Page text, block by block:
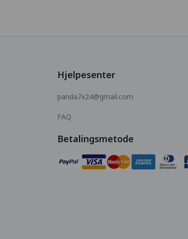
Hjelpesenter
panda7x24@gmail.com
FAQ
Betalingsmetode